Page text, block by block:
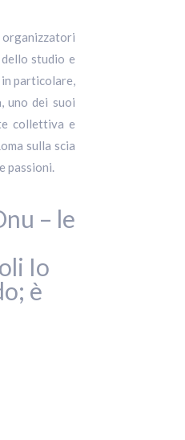
organizzatori
studio e
in particolare,
uno dei suoi
collettiva e
sulla scia
passioni.
– le
Io
è